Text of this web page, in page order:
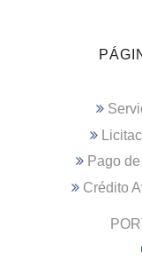
Pago
Crédito